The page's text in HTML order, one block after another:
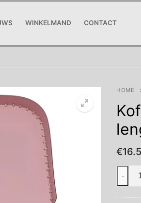
WINKELMAND CONTACT
HOME
€
-